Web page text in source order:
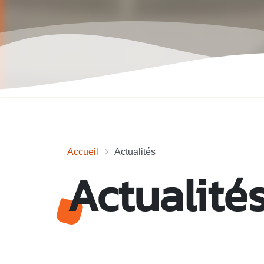
Accueil Actualités